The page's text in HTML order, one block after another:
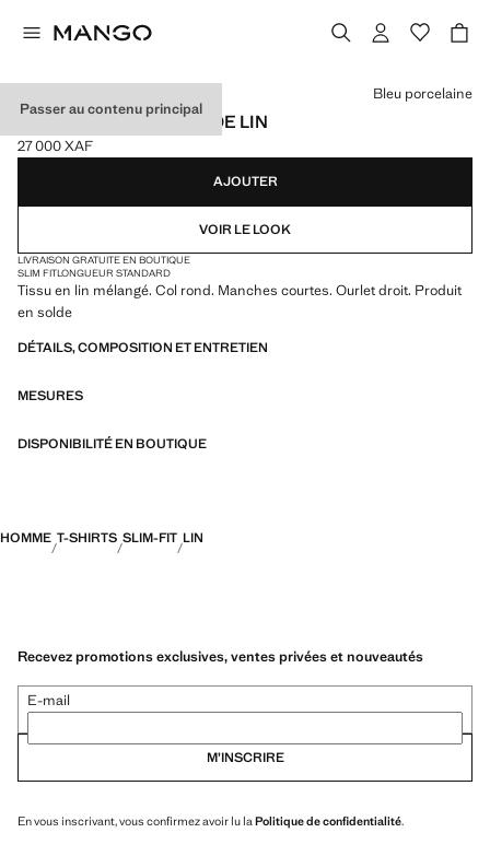
Passer au contenu principal
T-SHIRT EN MÉLANGE DE LIN
Prix actuel [27 000 XAF ]
27 000 XAF
Choisissez une couleur
Bleu porcelaine
AJOUTER
VOIR LE LOOK
LIVRAISON GRATUITE EN BOUTIQUE
SLIM FITLONGUEUR STANDARD
Tissu en lin mélangé. Col rond. Manches courtes. Ourlet droit. Produit
en solde
DÉTAILS, COMPOSITION ET ENTRETIEN
MESURES
DISPONIBILITÉ EN BOUTIQUE
HOMME T-SHIRTS SLIM-FIT LIN
Recevez promotions exclusives, ventes privées et nouveautés
E-mail
M’INSCRIRE
En vous inscrivant, vous confirmez avoir lu la Politique de confidentialité.